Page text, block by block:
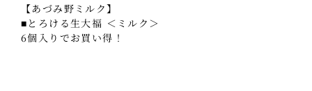
【あづみ野ミルク】
■とろける生大福 ＜ミルク＞
6個入りでお買い得！